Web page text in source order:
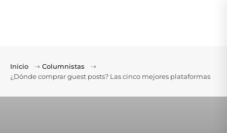
Inicio ⇢ Columnistas
⇢
¿Dónde comprar guest posts? Las cinco mejores plataformas